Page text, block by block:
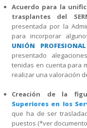
Acuerdo para la
trasplantes del
presentada por la
para incorporar
UNIÓN PROFESIONAL
presentado
tenidas en cuenta para
realizar una valoración
Creación de la
Superiores en los
que ha de ser
puestos (*ver